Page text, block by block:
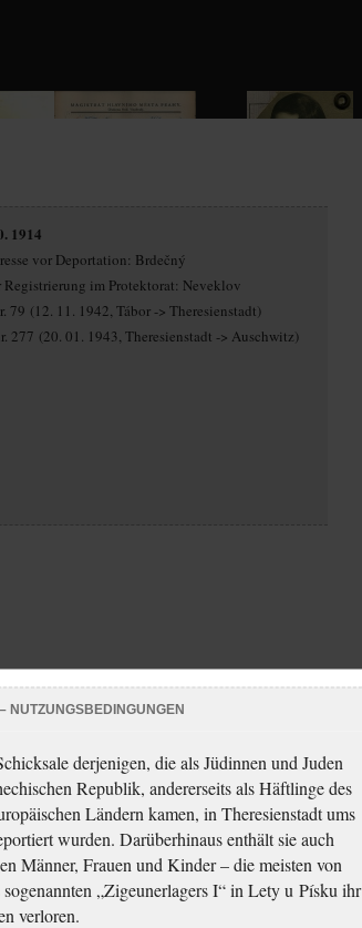
1914
vor Deportation: Brdečný
Registrierung im Protektorat: Neveklov
79 (12. 11. 1942, Tábor -> Theresienstadt)
277 (20. 01. 1943, Theresienstadt -> Auschwitz)
NUTZUNGSBEDINGUNGEN
derjenigen, die als Jüdinnen und Juden
Republik, andererseits als Häftlinge des
Ländern kamen, in Theresienstadt ums
wurden. Darüberhinaus enthält sie auch
Männer, Frauen und Kinder – die meisten von
„Zigeunerlagers I“ in Lety u Písku ihr
verloren.